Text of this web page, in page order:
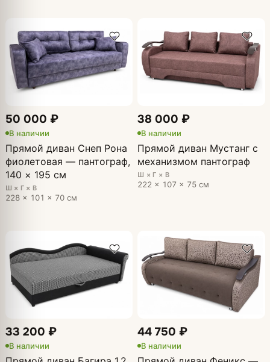
50 000 ₽
В наличии
Прямой диван Снеп Рона
фиолетовая — пантограф,
140 × 195 см
Ш × Г × В
228 × 101 × 70 см
38 000 ₽
В наличии
Прямой диван Мустанг с
механизмом пантограф
Ш × Г × В
222 × 107 × 75 см
33 200 ₽
В наличии
44 750 ₽
В наличии